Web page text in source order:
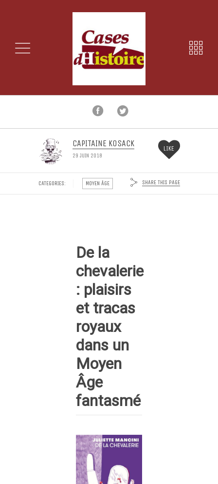
CAPITAINE KOSACK
29 JUIN 2018
LIKE
CATEGORIES: MOYEN ÂGE SHARE THIS PAGE
De la
chevalerie
: plaisirs
et tracas
royaux
dans un
Moyen
Âge
fantasmé